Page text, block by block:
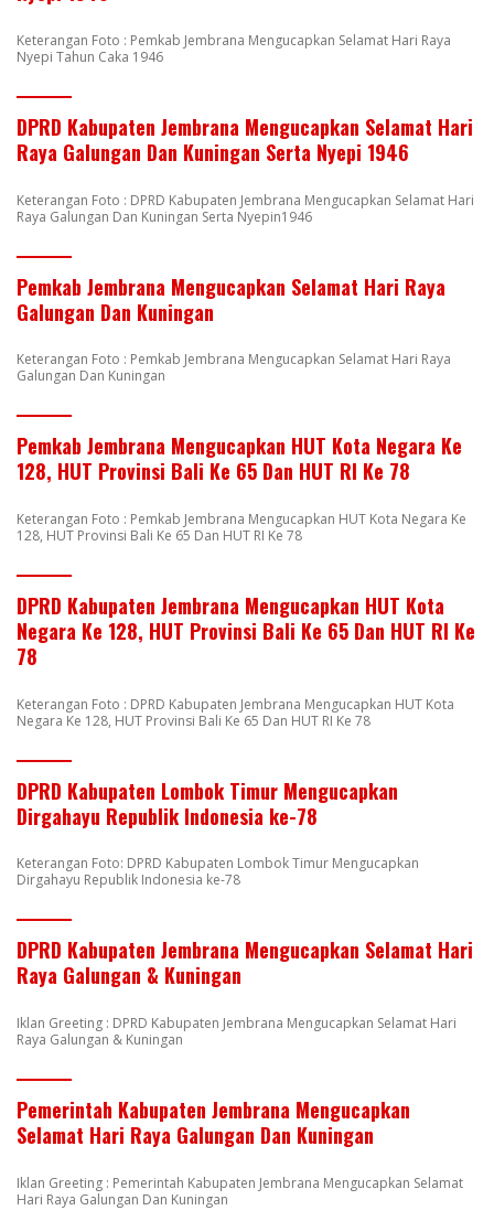
Keterangan Foto : Pemkab Jembrana Mengucapkan Selamat Hari Raya
Nyepi Tahun Caka 1946
DPRD Kabupaten Jembrana Mengucapkan Selamat Hari
Raya Galungan Dan Kuningan Serta Nyepi 1946
Keterangan Foto : DPRD Kabupaten Jembrana Mengucapkan Selamat Hari
Raya Galungan Dan Kuningan Serta Nyepin1946
Pemkab Jembrana Mengucapkan Selamat Hari Raya
Galungan Dan Kuningan
Keterangan Foto : Pemkab Jembrana Mengucapkan Selamat Hari Raya
Galungan Dan Kuningan
Pemkab Jembrana Mengucapkan HUT Kota Negara Ke
128, HUT Provinsi Bali Ke 65 Dan HUT RI Ke 78
Keterangan Foto : Pemkab Jembrana Mengucapkan HUT Kota Negara Ke
128, HUT Provinsi Bali Ke 65 Dan HUT RI Ke 78
DPRD Kabupaten Jembrana Mengucapkan HUT Kota
Negara Ke 128, HUT Provinsi Bali Ke 65 Dan HUT RI Ke
78
Keterangan Foto : DPRD Kabupaten Jembrana Mengucapkan HUT Kota
Negara Ke 128, HUT Provinsi Bali Ke 65 Dan HUT RI Ke 78
DPRD Kabupaten Lombok Timur Mengucapkan
Dirgahayu Republik Indonesia ke-78
Keterangan Foto: DPRD Kabupaten Lombok Timur Mengucapkan
Dirgahayu Republik Indonesia ke-78
DPRD Kabupaten Jembrana Mengucapkan Selamat Hari
Raya Galungan & Kuningan
Iklan Greeting : DPRD Kabupaten Jembrana Mengucapkan Selamat Hari
Raya Galungan & Kuningan
Pemerintah Kabupaten Jembrana Mengucapkan
Selamat Hari Raya Galungan Dan Kuningan
Iklan Greeting : Pemerintah Kabupaten Jembrana Mengucapkan Selamat
Hari Raya Galungan Dan Kuningan